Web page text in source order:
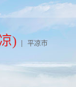
) | 平凉市